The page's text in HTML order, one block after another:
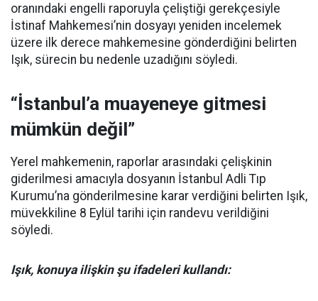
oranındaki engelli raporuyla çeliştiği gerekçesiyle
İstinaf Mahkemesi’nin dosyayı yeniden incelemek
üzere ilk derece mahkemesine gönderdiğini belirten
Işık, sürecin bu nedenle uzadığını söyledi.
“İstanbul’a muayeneye gitmesi
mümkün değil”
Yerel mahkemenin, raporlar arasındaki çelişkinin
giderilmesi amacıyla dosyanın İstanbul Adli Tıp
Kurumu’na gönderilmesine karar verdiğini belirten Işık,
müvekkiline 8 Eylül tarihi için randevu verildiğini
söyledi.
Işık, konuya ilişkin şu ifadeleri kullandı: